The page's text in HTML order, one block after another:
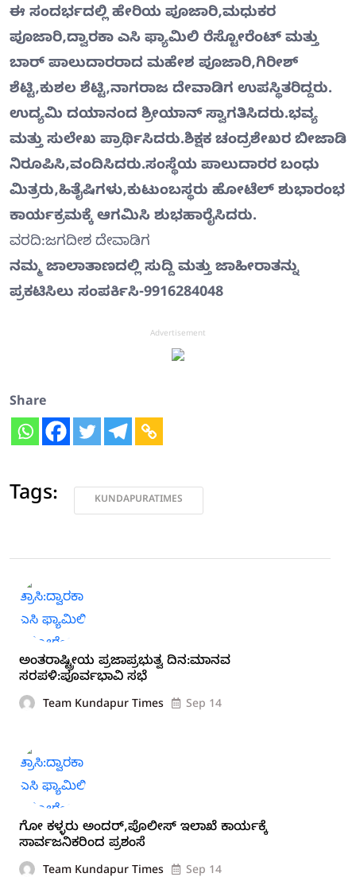
ಈ ಸಂದರ್ಭದಲ್ಲಿ ಹೇರಿಯ ಪೂಜಾರಿ,ಮಧುಕರ
ಪೂಜಾರಿ,ದ್ವಾರಕಾ ಎಸಿ ಫ್ಯಾಮಿಲಿ ರೆಸ್ಟೋರೆಂಟ್ ಮತ್ತು
ಬಾರ್ ಪಾಲುದಾರರಾದ ಮಹೇಶ ಪೂಜಾರಿ,ಗಿರೀಶ್
ಶೆಟ್ಟಿ,ಕುಶಲ ಶೆಟ್ಟಿ,ನಾಗರಾಜ ದೇವಾಡಿಗ ಉಪಸ್ಥಿತರಿದ್ದರು.
ಉದ್ಯಮಿ ದಯಾನಂದ ಶ್ರೀಯಾನ್ ಸ್ವಾಗತಿಸಿದರು.ಭವ್ಯ
ಮತ್ತು ಸುಲೇಖ ಪ್ರಾರ್ಥಿಸಿದರು.ಶಿಕ್ಷಕ ಚಂದ್ರಶೇಖರ ಬೀಜಾಡಿ
ನಿರೂಪಿಸಿ,ವಂದಿಸಿದರು.ಸಂಸ್ಥೆಯ ಪಾಲುದಾರರ ಬಂಧು
ಮಿತ್ರರು,ಹಿತೈಷಿಗಳು,ಕುಟುಂಬಸ್ಥರು ಹೋಟೆಲ್ ಶುಭಾರಂಭ
ಕಾರ್ಯಕ್ರಮಕ್ಕೆ ಆಗಮಿಸಿ ಶುಭಹಾರೈಸಿದರು.
ವರದಿ:ಜಗದೀಶ ದೇವಾಡಿಗ
ನಮ್ಮ ಜಾಲಾತಾಣದಲ್ಲಿ ಸುದ್ದಿ ಮತ್ತು ಜಾಹೀರಾತನ್ನು
ಪ್ರಕಟಿಸಿಲು ಸಂಪರ್ಕಿಸಿ-9916284048
Advertisement
Share
Tags: KUNDAPURATIMES
ಅಂತರಾಷ್ಟ್ರೀಯ ಪ್ರಜಾಪ್ರಭುತ್ವ ದಿನ:ಮಾನವ
ಸರಪಳಿ:ಪೂರ್ವಭಾವಿ ಸಭೆ
Team Kundapur Times Sep 14
ಗೋ ಕಳ್ಳರು ಅಂದರ್,ಪೊಲೀಸ್ ಇಲಾಖೆ ಕಾರ್ಯಕ್ಕೆ
ಸಾರ್ವಜನಿಕರಿಂದ ಪ್ರಶಂಸೆ
Team Kundapur Times Sep 14